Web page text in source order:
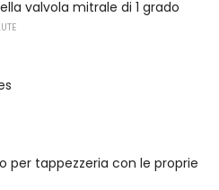
valvola mitrale di 1 grado
per tappezzeria con le proprie